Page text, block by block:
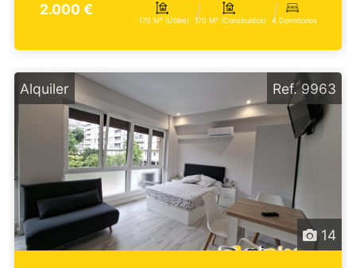
2.000 €
170 M² (útiles) 170 M² (construidos) 4 Dormitorios
Alquiler
14
Ref. 9963